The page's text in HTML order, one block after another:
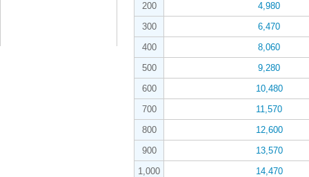
200
4,980
300
6,470
400
8,060
500
9,280
600
10,480
700
11,570
800
12,600
900
13,570
1,000
14,470